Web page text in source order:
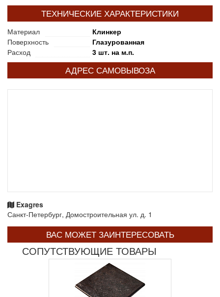
ТЕХНИЧЕСКИЕ ХАРАКТЕРИСТИКИ
Материал
Клинкер
Поверхность
Глазурованная
Расход
3 шт. на м.п.
АДРЕС САМОВЫВОЗА
Exagres
Санкт-Петербург, Домостроительная ул. д. 1
ВАС МОЖЕТ ЗАИНТЕРЕСОВАТЬ
СОПУТСТВУЮЩИЕ ТОВАРЫ